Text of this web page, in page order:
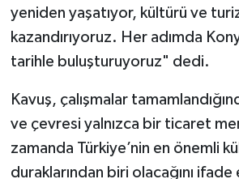
yeniden yaşatıyor, kültürü ve
kazandırıyoruz. Her adımda
tarihle buluşturuyoruz" dedi.
Kavuş, çalışmalar
ve çevresi yalnızca bir ticaret
zamanda Türkiye’nin en önemli
duraklarından biri olacağını